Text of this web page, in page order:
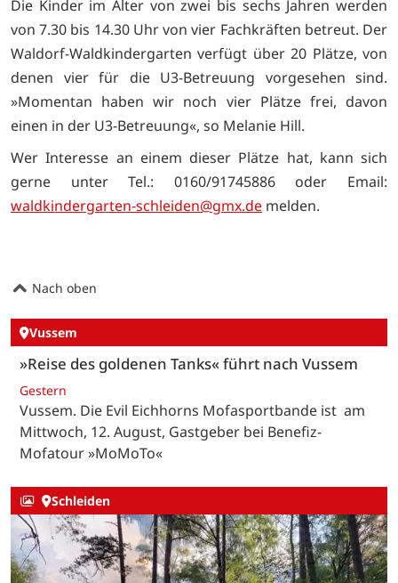
Die Kinder im Alter von zwei bis sechs Jahren werden
von 7.30 bis 14.30 Uhr von vier Fachkräften betreut. Der
Waldorf-Waldkindergarten verfügt über 20 Plätze, von
denen vier für die U3-Betreuung vorgesehen sind.
»Momentan haben wir noch vier Plätze frei, davon
einen in der U3-Betreuung«, so Melanie Hill.
Wer Interesse an einem dieser Plätze hat, kann sich
gerne unter Tel.: 0160/91745886 oder Email:
waldkindergarten-schleiden@gmx.de melden.
Nach oben
Vussem
»Reise des goldenen Tanks« führt nach Vussem
Gestern
Vussem. Die Evil Eichhorns Mofasportbande ist am
Mittwoch, 12. August, Gastgeber bei Benefiz-
Mofatour »MoMoTo«
Schleiden